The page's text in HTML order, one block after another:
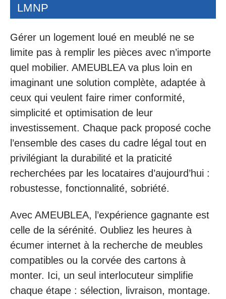
LMNP
Gérer un logement loué en meublé ne se
limite pas à remplir les pièces avec n’importe
quel mobilier. AMEUBLEA va plus loin en
imaginant une solution complète, adaptée à
ceux qui veulent faire rimer conformité,
simplicité et optimisation de leur
investissement. Chaque pack proposé coche
l’ensemble des cases du cadre légal tout en
privilégiant la durabilité et la praticité
recherchées par les locataires d’aujourd’hui :
robustesse, fonctionnalité, sobriété.
Avec AMEUBLEA, l’expérience gagnante est
celle de la sérénité. Oubliez les heures à
écumer internet à la recherche de meubles
compatibles ou la corvée des cartons à
monter. Ici, un seul interlocuteur simplifie
chaque étape : sélection, livraison, montage.